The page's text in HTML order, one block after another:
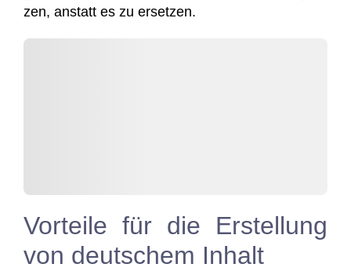
zen, anstatt es zu ersetzen.
Vorteile für die Erstellung
von deutschem Inhalt